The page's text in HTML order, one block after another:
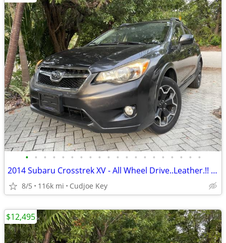
• • • • • • • • • • • • • • • • • • • •
2014 Subaru Crosstrek XV - All Wheel Drive..Leather.!! BU Cam, WOW.!
8/5 116k mi Cudjoe Key
$12,495